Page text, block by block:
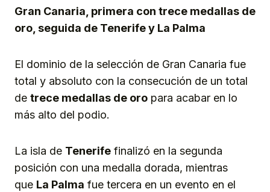
Gran Canaria, primera con trece medallas de
oro, seguida de Tenerife y La Palma
El dominio de la selección de Gran Canaria fue
total y absoluto con la consecución de un total
de trece medallas de oro para acabar en lo
más alto del podio.
La isla de Tenerife finalizó en la segunda
posición con una medalla dorada, mientras
que La Palma fue tercera en un evento en el